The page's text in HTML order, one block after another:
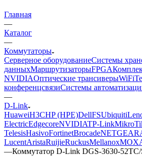
Главная
—
Каталог
—
Коммутаторы
Серверное оборудованиеСистемы
данныхМаршрутизаторыFPGA
NVIDIAОптические трансиверыWiFi
конференцсвязиСистемы
—
D-Link
HuaweiH3CHP (HPE)DellFSUbiquiti
ElectricEdgecoreNVIDIATP-Link
TelesisHasivoFortinetBrocadeNETGEAR
LucentAristaRuijieRuckusMellanox
—Коммутатор D-Link DGS-3630-